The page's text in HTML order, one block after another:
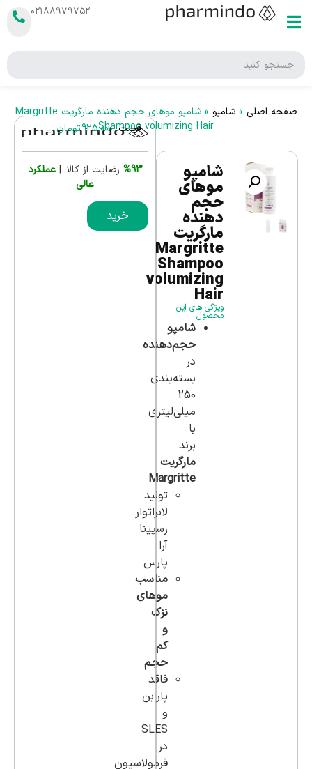
۰۲۱۸۸۹۷۹۷۵۲
صفحه اصلی »شامپو »
شامپو موهای حجم دهنده مارگریت Margritte
Shampoo volumizing Hair
شامپو
موهای
حجم
دهنده
مارگریت
Margritte
Shampoo
volumizing
Hair
ویژگی های این
محصول
شامپو
حجم‌دهنده
در
بسته‌بندی
250
میلی‌لیتری
با
برند
مارگریت
Margritte
تولید
لابراتوار
رسپینا
آرا
پارس
مناسب
موهای
نزک
و
کم
حجم
فاقد
پارابن
و
SLES
در
فرمولاسیون
قیمت :925,000تومان
%93 رضایت از کالا | عملکرد
عالی
خرید